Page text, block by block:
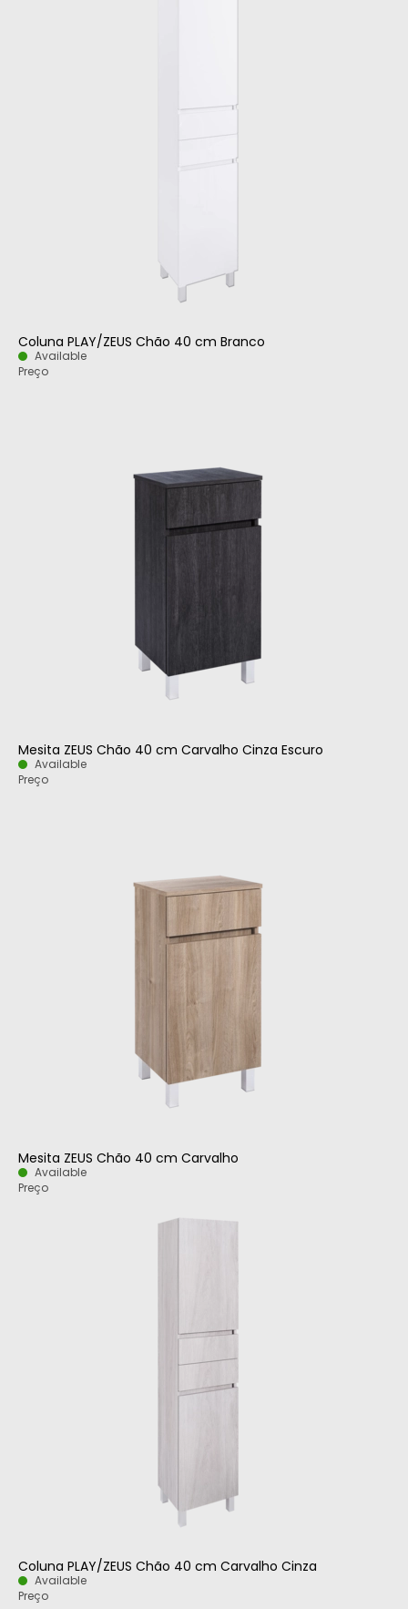
Coluna PLAY/ZEUS Chão 40 cm Branco
Available
Preço
Mesita ZEUS Chão 40 cm Carvalho Cinza Escuro
Available
Preço
Mesita ZEUS Chão 40 cm Carvalho
Available
Preço
Coluna PLAY/ZEUS Chão 40 cm Carvalho Cinza
Available
Preço